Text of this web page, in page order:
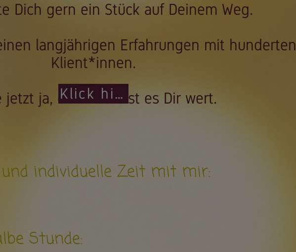
Dich gern ein Stück auf Deinem Weg.
langjährigen Erfahrungen mit hunderten
Klient*innen.
jetzt ja, denn Du bist es Dir wert.
individuelle Zeit mit mir:
Stunde:
Klick hier